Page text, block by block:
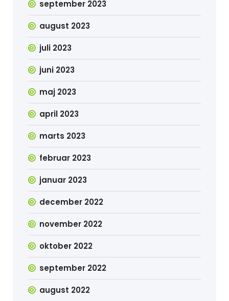
september 2023
august 2023
juli 2023
juni 2023
maj 2023
april 2023
marts 2023
februar 2023
januar 2023
december 2022
november 2022
oktober 2022
september 2022
august 2022